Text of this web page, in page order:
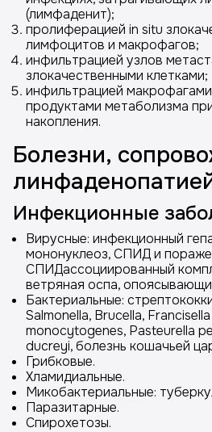
(лимфаденит);
пролиферацией in situ
лимфоцитов и макрофагов;
инфильтрацией узлов
злокачественными клетками;
инфильтрацией
продуктами метаболизма
накопления.
Болезни,
Инфекционные
Вирусные: инфекционный
мононуклеоз, СПИД и
СПИДассоциированный
ветряная оспа,
Бактериальные:
Salmonella, Brucella,
monocytogenes, Pasteurella
ducreyi, болезнь кошачьей
Грибковые.
Хламидиальные.
Микобактериальные:
Паразитарные.
Спирохетозы.